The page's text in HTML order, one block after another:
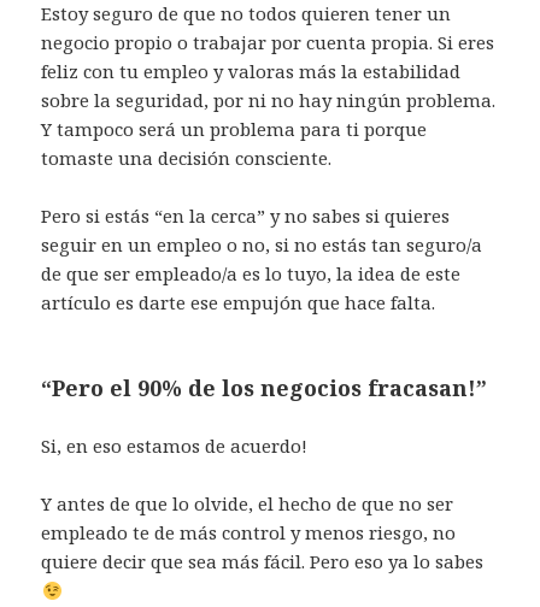
Estoy seguro de que no todos quieren tener un
negocio propio o trabajar por cuenta propia. Si eres
feliz con tu empleo y valoras más la estabilidad
sobre la seguridad, por ni no hay ningún problema.
Y tampoco será un problema para ti porque
tomaste una decisión consciente.
Pero si estás “en la cerca” y no sabes si quieres
seguir en un empleo o no, si no estás tan seguro/a
de que ser empleado/a es lo tuyo, la idea de este
artículo es darte ese empujón que hace falta.
“Pero el 90% de los negocios fracasan!”
Si, en eso estamos de acuerdo!
Y antes de que lo olvide, el hecho de que no ser
empleado te de más control y menos riesgo, no
quiere decir que sea más fácil. Pero eso ya lo sabes